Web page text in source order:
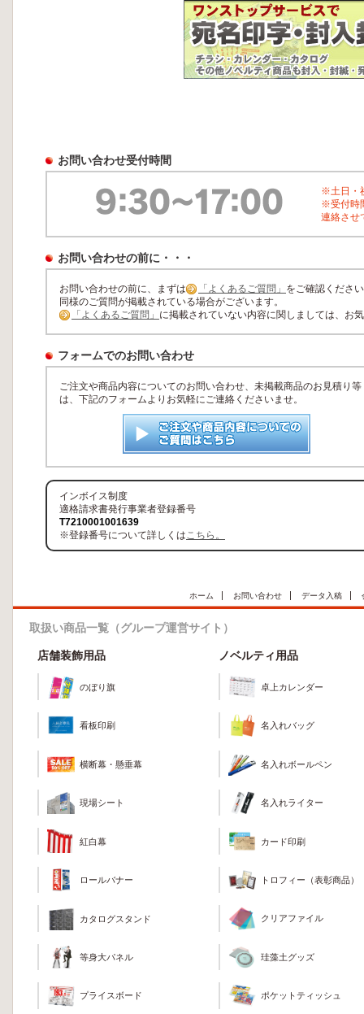
お問い合わせ受付時間
※土日・
※受付時
連絡させ
お問い合わせの前に・・・
お問い合わせの前に、まずは 「よくあるご質問」 をご確認くださ
同様のご質問が掲載されている場合がございます。
「よくあるご質問」 に掲載されていない内容に関しましては、お
フォームでのお問い合わせ
ご注文や商品内容についてのお問い合わせ、未掲載商品のお見積り等
は、下記のフォームよりお気軽にご連絡くださいませ。
インボイス制度
適格請求書発行事業者登録番号
T7210001001639
※登録番号について詳しくはこちら。
ホーム お問い合わせ データ入稿
取扱い商品一覧（グループ運営サイト）
店舗装飾用品
のぼり旗
看板印刷
横断幕・懸垂幕
現場シート
紅白幕
ロールバナー
カタログスタンド
等身大パネル
プライスボード
ノベルティ用品
卓上カレンダー
名入れバッグ
名入れボールペン
名入れライター
カード印刷
トロフィー（表彰商品）
クリアファイル
珪藻土グッズ
ポケットティッシュ